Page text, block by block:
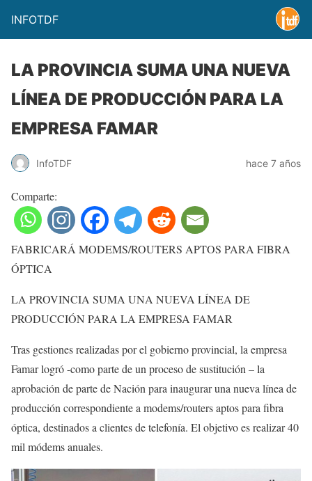
INFOTDF
LA PROVINCIA SUMA UNA NUEVA
LÍNEA DE PRODUCCIÓN PARA LA
EMPRESA FAMAR
InfoTDF hace 7 años
Comparte:
FABRICARÁ MODEMS/ROUTERS APTOS PARA FIBRA
ÓPTICA
LA PROVINCIA SUMA UNA NUEVA LÍNEA DE
PRODUCCIÓN PARA LA EMPRESA FAMAR
Tras gestiones realizadas por el gobierno provincial, la empresa
Famar logró -como parte de un proceso de sustitución – la
aprobación de parte de Nación para inaugurar una nueva línea de
producción correspondiente a modems/routers aptos para fibra
óptica, destinados a clientes de telefonía. El objetivo es realizar 40
mil módems anuales.